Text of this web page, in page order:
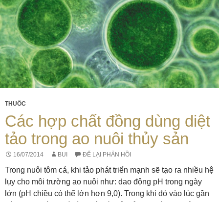
THUỐC
Các hợp chất đồng dùng diệt
tảo trong ao nuôi thủy sản
16/07/2014 BUI ĐỂ LẠI PHẢN HỒI
Trong nuôi tôm cá, khi tảo phát triển mạnh sẽ tạo ra nhiều hệ
lụy cho môi trường ao nuôi như: dao động pH trong ngày
lớn (pH chiều có thể lớn hơn 9,0). Trong khi đó vào lúc gần